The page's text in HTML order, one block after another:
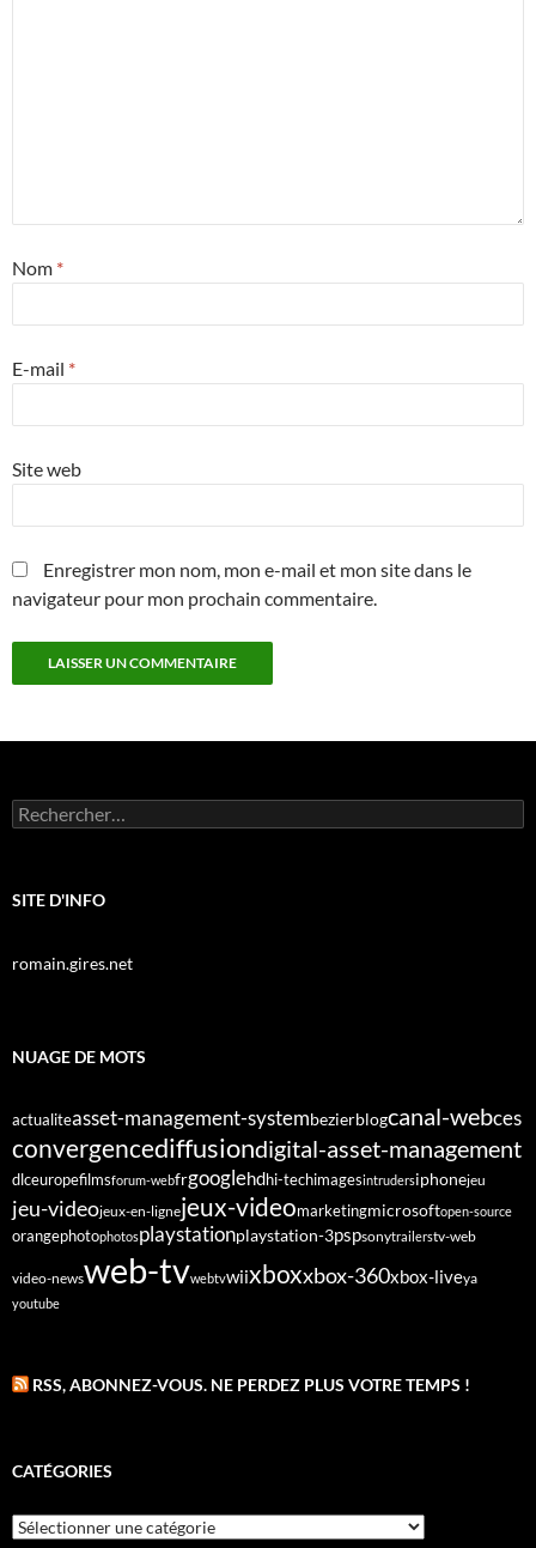
Nom *
E-mail *
Site web
Enregistrer mon nom, mon e-mail et mon site dans le
navigateur pour mon prochain commentaire.
Rechercher :
SITE D'INFO
romain.gires.net
NUAGE DE MOTS
actualiteasset-management-systembezierblogcanal-webces
convergencediffusiondigital-asset-management
dlceuropefilmsforum-webfrgooglehdhi-techimagesintrudersiphonejeu
jeu-videojeux-en-lignejeux-videomarketingmicrosoftopen-source
orangephotophotosplaystationplaystation-3pspsonytrailerstv-web
video-newsweb-tvwebtvwiixboxxbox-360xbox-liveya
youtube
RSS, ABONNEZ-VOUS. NE PERDEZ PLUS VOTRE TEMPS !
CATÉGORIES
Catégories